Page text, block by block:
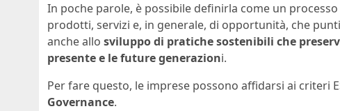
In poche parole, è possibile definirla come un
prodotti, servizi e, in generale, di opportunità, che
anche allo sviluppo di pratiche sostenibili che
presente e le future generazioni.
Per fare questo, le imprese possono affidarsi ai criteri
Governance.